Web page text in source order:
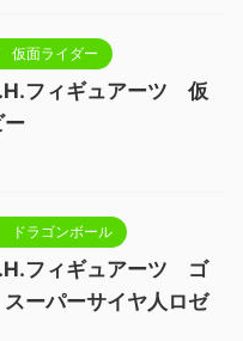
仮面ライダー
フィギュアーツ 仮
ー
ドラゴンボール
フィギュアーツ ゴ
ーパーサイヤ人ロゼ